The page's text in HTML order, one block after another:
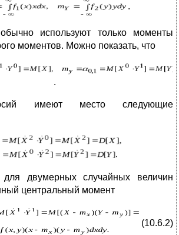
.
используют только моменты
моментов. Можно показать, что
.
имеют место следующие
двумерных случайных величин
центральный момент
(10.6.2)